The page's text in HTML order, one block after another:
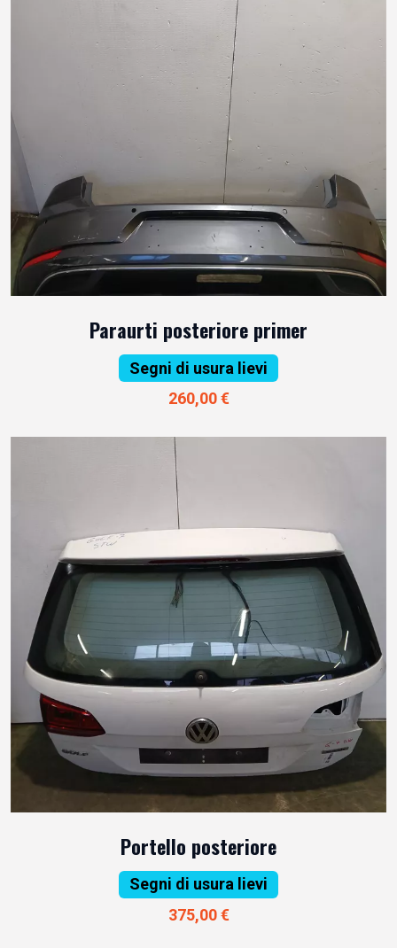
Paraurti posteriore primer
Segni di usura lievi
260,00 €
Portello posteriore
Segni di usura lievi
375,00 €